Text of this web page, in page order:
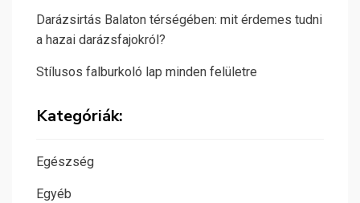
Darázsirtás Balaton térségében: mit érdemes tudni
a hazai darázsfajokról?
Stílusos falburkoló lap minden felületre
Kategóriák:
Egészség
Egyéb